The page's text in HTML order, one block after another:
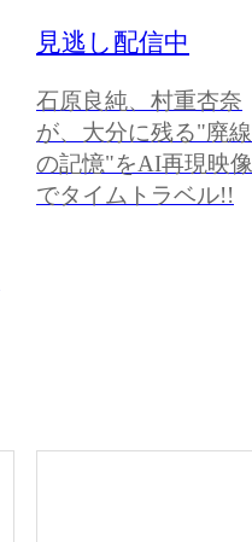
見逃し配信中
石原良純、村重杏奈
が、大分に残る"廃線
の記憶"をAI再現映像
でタイムトラベル!!